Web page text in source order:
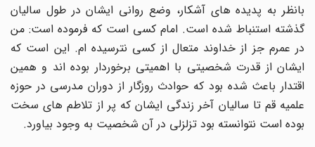
بانظر به پدیده های آشکار، وضع روانی ایشان در طول سالیان
گذشته استنباط شده است. امام کسی است که فرموده است: من
در عمرم جز از خداوند متعال از کسی نترسیده ام. این است که
ایشان از قدرت شخصیتی با اهمیتی برخوردار بوده اند و همین
اقتدار باعث شده بود که حوادث روزگار از دوران مدرسی در حوزه
علمیه قم تا سالیان آخر زندگی ایشان که پر از تلاطم های سخت
بوده است نتوانسته بود تزلزلی در آن شخصیت به وجود بیاورد.